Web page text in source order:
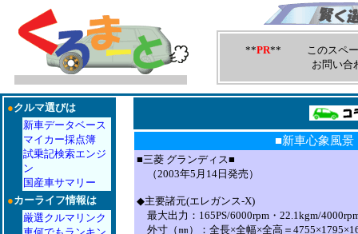
**PR** このスペース
お問い合
●クルマ選びは
新車データベース
マイカー採点簿
試乗記検索エンジ
ン
国産車サマリー
●カーライフ情報は
厳選クルマリンク
■新車心象風景
■三菱 グランディス■
（2003年5月14日発売）
◆主要諸元(エレガンス-X)
最大出力：165PS/6000rpm・22.1kgm/
外寸（㎜）：全長×全幅×全高＝